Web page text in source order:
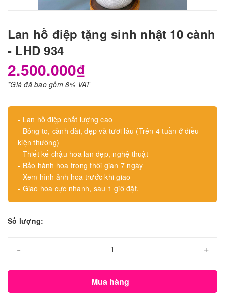
Lan hồ điệp tặng sinh nhật 10 cành
- LHD 934
2.500.000₫
*Giá đã bao gồm 8% VAT
- Lan hồ điệp chất lượng cao
- Bông to, cành dài, đẹp và tươi lâu (Trên 4 tuần ở điều
kiện thường)
- Thiết kế chậu hoa lan đẹp, nghệ thuật
- Bảo hành hoa trong thời gian 7 ngày
- Xem hình ảnh hoa trước khi giao
- Giao hoa cực nhanh, sau 1 giờ đặt.
Số lượng:
- +
Mua hàng